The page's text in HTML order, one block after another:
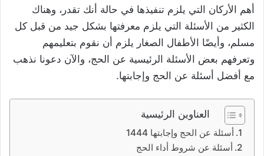
أهم الأركان التي يلزم تنفيذها في حالة أنك تقدر، وهناك
الكثير من الأسئلة التي يلزم معرفتها بشكل جيد من قبل كل
مسلم، وأيضًا الأطفال الصغار يلزم أن نقوم بتعليمهم
وتعرفهم بعض الأسئلة الرئيسية عن الحج، والآن دعونا نذهب
مع أفضل أسئلة عن الحج وإجابتها.
العناوين الرئيسية
أسئلة عن الحج وإجابتها 1444
أسئلة عن شروط أداء الحج